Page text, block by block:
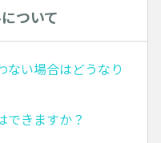
ついて
ない場合はどうなり
できますか？